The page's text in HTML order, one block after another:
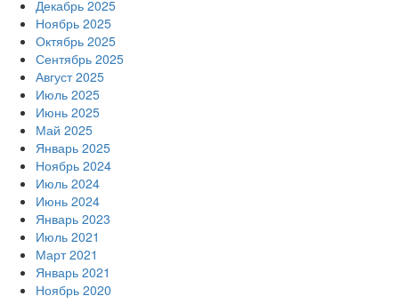
Декабрь 2025
Ноябрь 2025
Октябрь 2025
Сентябрь 2025
Август 2025
Июль 2025
Июнь 2025
Май 2025
Январь 2025
Ноябрь 2024
Июль 2024
Июнь 2024
Январь 2023
Июль 2021
Март 2021
Январь 2021
Ноябрь 2020